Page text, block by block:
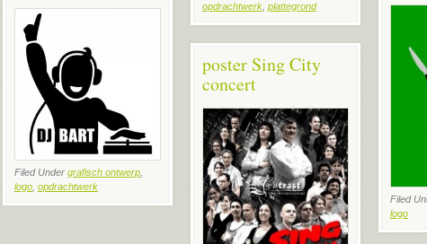
opdrachtwerk plattegrond
Filed
logo
Filed Under grafisch ontwerp
logo opdrachtwerk
poster Sing City
concert